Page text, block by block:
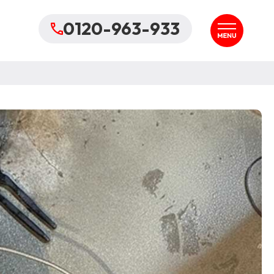
0120-963-933